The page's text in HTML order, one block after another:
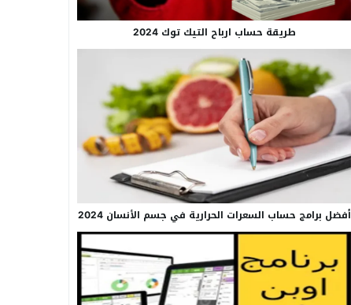
طريقة حساب ارباح التيك توك 2024
أفضل برامج حساب السعرات الحرارية في جسم الأنسان 2024